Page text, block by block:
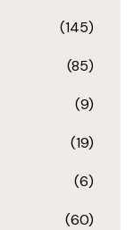
(145)
(85)
(9)
(19)
(6)
(60)